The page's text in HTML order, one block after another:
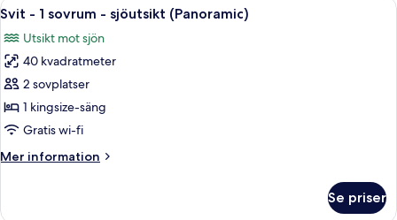
View)
alla
foton
för
Svit
-
1
-
16
Svit - 1 sovrum - sjöutsikt (Panoramic)
Utsikt mot sjön
40 kvadratmeter
2 sovplatser
1 kingsize-säng
Gratis wi-fi
Mer information
Mer
Se priser